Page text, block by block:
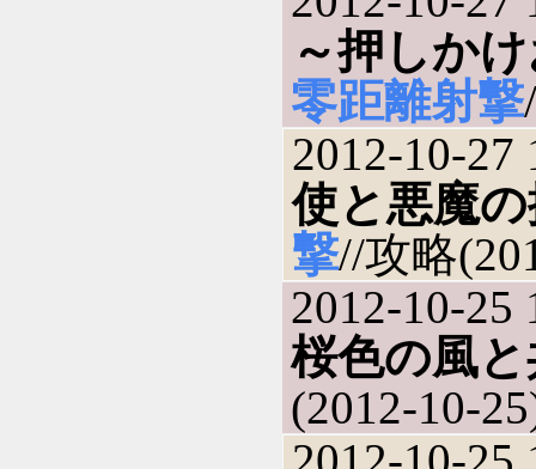
～押しか
零距離射撃
2012-10-27
使と悪魔
撃//攻略
2012-10-25
桜色の風
(2012-10-